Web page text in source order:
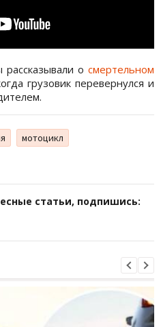
о смертельном
грузовик перевернулся и
мотоцикл
статьи, подпишись: